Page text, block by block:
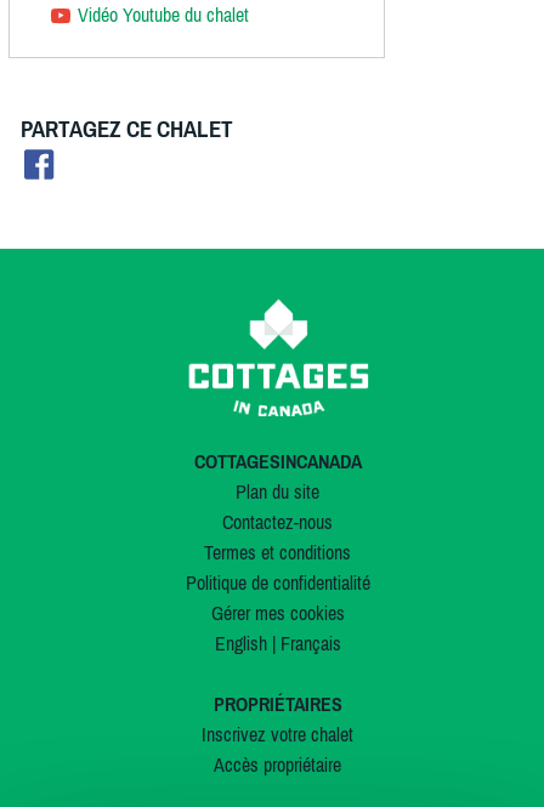
Vidéo Youtube du chalet
PARTAGEZ CE CHALET
COTTAGESINCANADA
Plan du site
Contactez-nous
Termes et conditions
Politique de confidentialité
Gérer mes cookies
English| Français
PROPRIÉTAIRES
Inscrivez votre chalet
Accès propriétaire